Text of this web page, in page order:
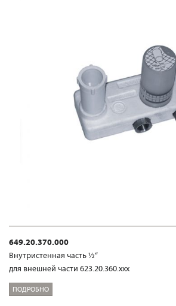
649.20.370.000
Внутристенная часть ½“
для внешней части 623.20.360.xxx
ПОДРОБНО